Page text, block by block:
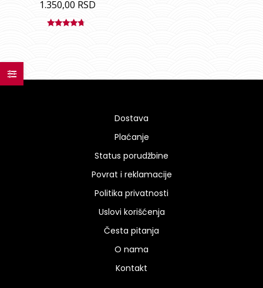
1.350,00 RSD
Dostava
Plaćanje
Status porudžbine
Povrat i reklamacije
Politika privatnosti
Uslovi korišćenja
Česta pitanja
O nama
Kontakt